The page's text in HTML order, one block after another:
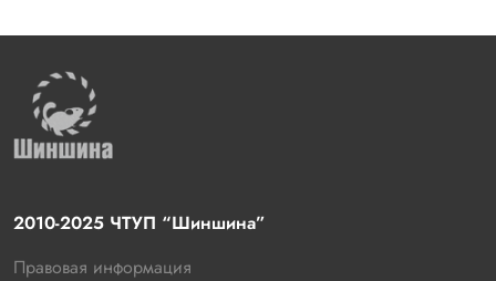
2010-2025 ЧТУП “Шиншина”
Правовая информация